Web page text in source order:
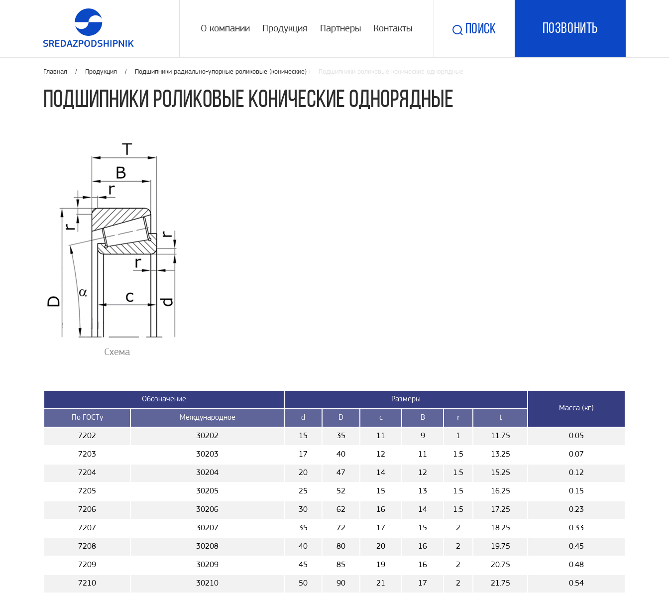
О компании Продукция Партнеры Контакты Поиск ПОзвонить
Главная / Продукция / Подшипники радиально-упорные роликовые (конические) / Подшипники роликовые конические однорядные
Подшипники роликовые конические однорядные
Схема
Обозначение
Размеры
Масса (кг)
По ГОСТу
Международное d D c B r t
7202 30202 15 35 11 9 1 11.75 0.05
7203 30203 17 40 12 11 1.5 13.25 0.07
7204 30204 20 47 14 12 1.5 15.25 0.12
7205 30205 25 52 15 13 1.5 16.25 0.15
7206 30206 30 62 16 14 1.5 17.25 0.23
7207 30207 35 72 17 15 2 18.25 0.33
7208 30208 40 80 20 16 2 19.75 0.45
7209 30209 45 85 19 16 2 20.75 0.48
7210 30210 50 90 21 17 2 21.75 0.54